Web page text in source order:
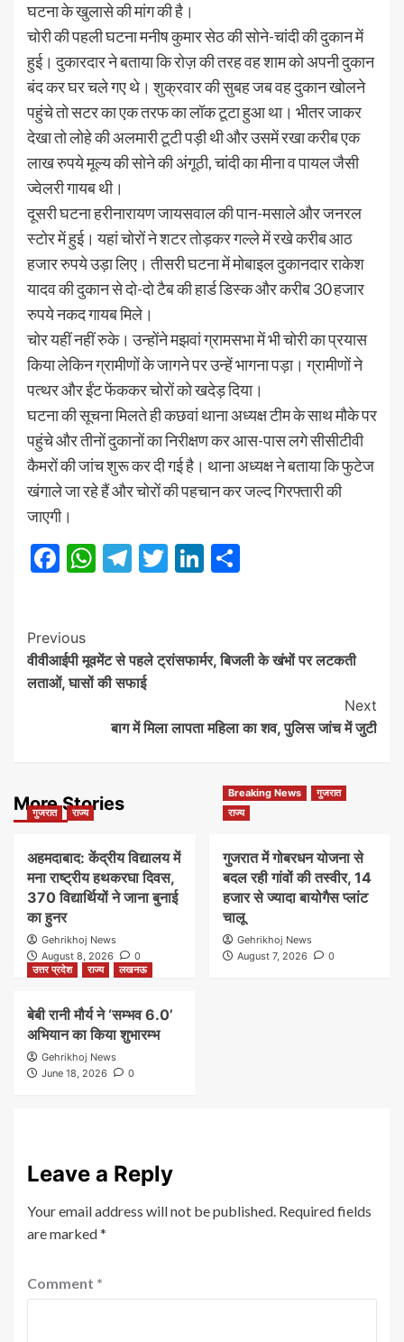
घटना के खुलासे की मांग की है।
चोरी की पहली घटना मनीष कुमार सेठ की सोने-चांदी की दुकान में
हुई। दुकारदार ने बताया कि रोज़ की तरह वह शाम को अपनी दुकान
बंद कर घर चले गए थे। शुक्रवार की सुबह जब वह दुकान खोलने
पहुंचे तो सटर का एक तरफ का लॉक टूटा हुआ था। भीतर जाकर
देखा तो लोहे की अलमारी टूटी पड़ी थी और उसमें रखा करीब एक
लाख रुपये मूल्य की सोने की अंगूठी, चांदी का मीना व पायल जैसी
ज्वेलरी गायब थी।
दूसरी घटना हरीनारायण जायसवाल की पान-मसाले और जनरल
स्टोर में हुई। यहां चोरों ने शटर तोड़कर गल्ले में रखे करीब आठ
हजार रुपये उड़ा लिए। तीसरी घटना में मोबाइल दुकानदार राकेश
यादव की दुकान से दो-दाे टैब की हार्ड डिस्क और करीब 30 हजार
रुपये नकद गायब मिले।
चोर यहीं नहीं रुके। उन्होंने मझवां ग्रामसभा में भी चोरी का प्रयास
किया लेकिन ग्रामीणों के जागने पर उन्हें भागना पड़ा। ग्रामीणों ने
पत्थर और ईंट फेंककर चोरों को खदेड़ दिया।
घटना की सूचना मिलते ही कछवां थाना अध्यक्ष टीम के साथ मौके पर
पहुंचे और तीनों दुकानों का निरीक्षण कर आस-पास लगे सीसीटीवी
कैमरों की जांच शुरू कर दी गई है। थाना अध्यक्ष ने बताया कि फुटेज
खंगाले जा रहे हैं और चोरों की पहचान कर जल्द गिरफ्तारी की
जाएगी।
Facebook
WhatsApp
Telegram
TwitterLinkedIn
Post
Navigation
Previous
वीवीआईपी मूवमेंट से पहले ट्रांसफार्मर, बिजली के खंभों पर लटकती
लताओं, घासों की सफाई
Next
बाग में मिला लापता महिला का शव, पुलिस जांच में जुटी
More Stories
गुजरात राज्य
अहमदाबाद: केंद्रीय विद्यालय में
मना राष्ट्रीय हथकरघा दिवस,
370 विद्यार्थियों ने जाना बुनाई
का हुनर
Gehrikhoj News
August 8, 2026
0
Breaking News
गुजरात
राज्य
गुजरात में गोबरधन योजना से
बदल रही गांवों की तस्वीर, 14
हजार से ज्यादा बायोगैस प्लांट
चालू
Gehrikhoj News
August 7, 2026
0
उत्तर प्रदेश
राज्य लखनऊ
बेबी रानी मौर्य ने ‘सम्भव 6.0’
अभियान का किया शुभारम्भ
Gehrikhoj News
June 18, 2026
0
Leave a Reply
Your email address will not be published. Required fields
are marked*
Comment *